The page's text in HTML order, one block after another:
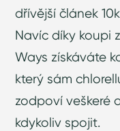
dřívějšíčlánek
Navíc díky koupi
Ways získáváte
který sám
zodpoví veškeré
kdykoliv spojit.